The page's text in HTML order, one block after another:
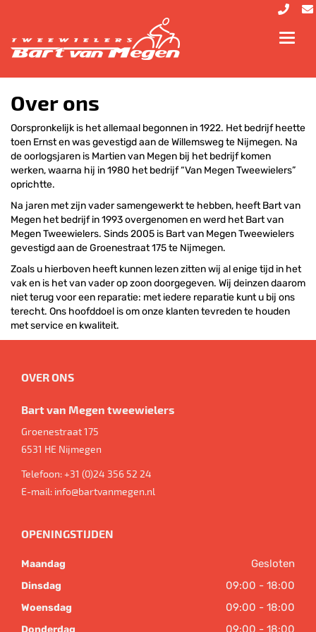
Over ons
Oorspronkelijk is het allemaal begonnen in 1922. Het bedrijf heette
toen Ernst en was gevestigd aan de Willemsweg te Nijmegen. Na
de oorlogsjaren is Martien van Megen bij het bedrijf komen
werken, waarna hij in 1980 het bedrijf “Van Megen Tweewielers”
oprichtte.
Na jaren met zijn vader samengewerkt te hebben, heeft Bart van
Megen het bedrijf in 1993 overgenomen en werd het Bart van
Megen Tweewielers. Sinds 2005 is Bart van Megen Tweewielers
gevestigd aan de Groenestraat 175 te Nijmegen.
Zoals u hierboven heeft kunnen lezen zitten wij al enige tijd in het
vak en is het van vader op zoon doorgegeven. Wij deinzen daarom
niet terug voor een reparatie: met iedere reparatie kunt u bij ons
terecht. Ons hoofddoel is om onze klanten tevreden te houden
met service en kwaliteit.
OVER ONS
Bart van Megen tweewielers
Groenestraat 175
6531 HE Nijmegen
Telefoon:+31 (0)24 356 52 24
E-mail: info@bartvanmegen.nl
OPENINGSTIJDEN
Maandag Gesloten
Dinsdag 09:00 - 18:00
Woensdag 09:00 - 18:00
Donderdag 09:00 - 18:00